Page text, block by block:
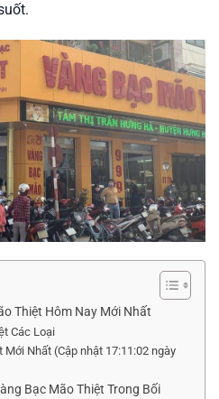
Thiệt Hôm Nay Mới Nhất
Các Loại
Mới Nhất (Cập nhật 17:11:02 ngày
Bạc Mão Thiệt Trong Bối